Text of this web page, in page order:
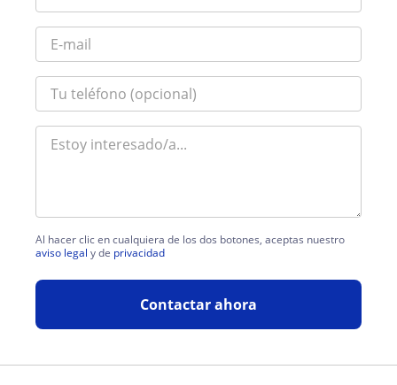
Al hacer clic en cualquiera de los dos botones, aceptas nuestro
aviso legal y de privacidad
Contactar ahora